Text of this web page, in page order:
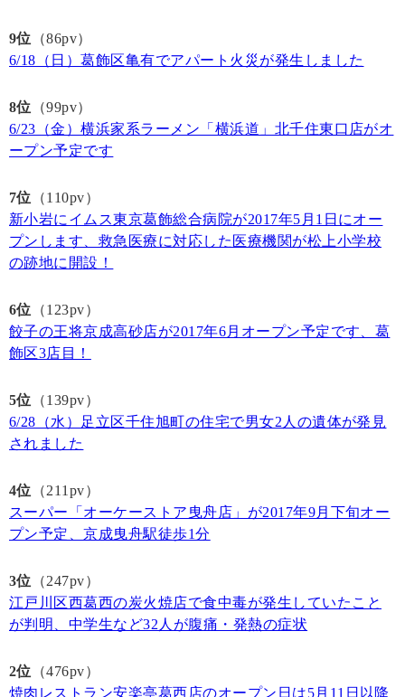
9位 （86pv）
6/18（日）葛飾区亀有でアパート火災が発生しました
8位 （99pv）
6/23（金）横浜家系ラーメン「横浜道」北千住東口店がオ
ープン予定です
7位 （110pv）
新小岩にイムス東京葛飾総合病院が2017年5月1日にオー
プンします、救急医療に対応した医療機関が松上小学校
の跡地に開設！
6位 （123pv）
餃子の王将京成高砂店が2017年6月オープン予定です、葛
飾区3店目！
5位 （139pv）
6/28（水）足立区千住旭町の住宅で男女2人の遺体が発見
されました
4位 （211pv）
スーパー「オーケーストア曳舟店」が2017年9月下旬オー
プン予定、京成曳舟駅徒歩1分
3位 （247pv）
江戸川区西葛西の炭火焼店で食中毒が発生していたこと
が判明、中学生など32人が腹痛・発熱の症状
2位 （476pv）
焼肉レストラン安楽亭葛西店のオープン日は5月11日以降